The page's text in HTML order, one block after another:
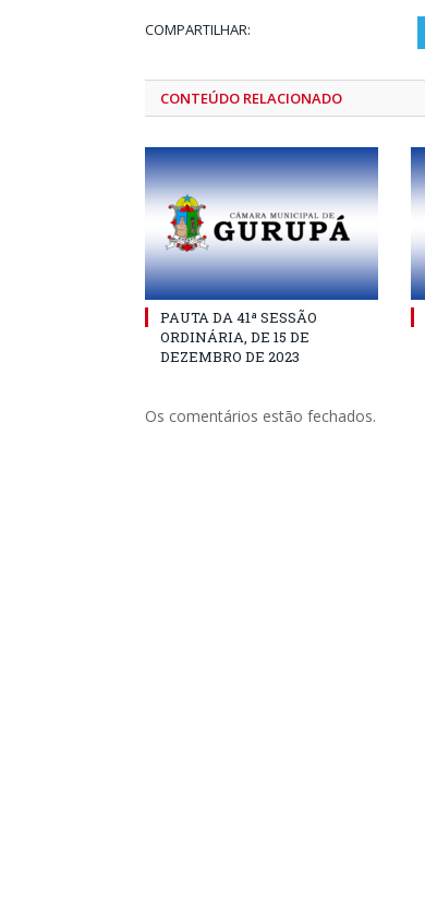
COMPARTILHAR:
CONTEÚDO RELACIONADO
PAUTA DA 41ª SESSÃO
ORDINÁRIA, DE 15 DE
DEZEMBRO DE 2023
Os comentários estão fechados.